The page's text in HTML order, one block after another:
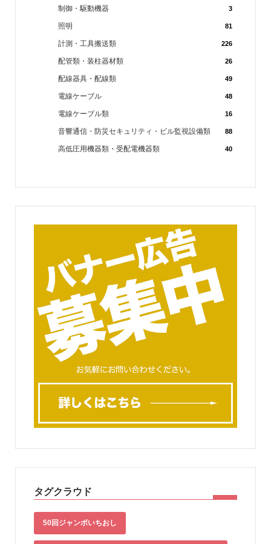
制御・駆動機器 3
照明 81
計測・工具搬送類 226
配管類・装柱器材類 26
配線器具・配線類 49
電線ケーブル 48
電線ケーブル類 16
音響通信・防災セキュリティ・ビル監視設備類 88
高低圧用機器類・受配電機器類 40
タグクラウド
50回ジャンボいちおし